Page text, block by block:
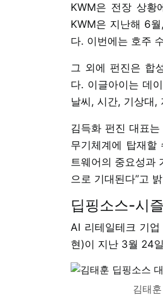
KWM은 전장 상황
KWM은 지난해 6
다. 이번에는 호주
그 외에 펀진은 합
다. 이글아이는 데
날씨, 시간, 기상대,
김득화 펀진 대표
무기체계에 탑재할
트웨어의 중요성과
으로 기대된다”고
딥핑소스-시
AI 리테일테크 기
현)이 지난 3월 24
김태